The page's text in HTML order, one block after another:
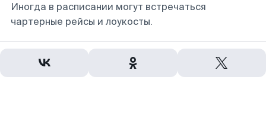
Иногда в расписании могут встречаться
чартерные рейсы и лоукосты.